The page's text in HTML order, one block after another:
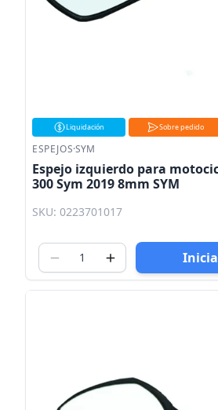
Liquidación Sobre pedido
ESPEJOS·SYM
Espejo izquierdo para
300 Sym 2019 8mm SYM
SKU: 0223701017